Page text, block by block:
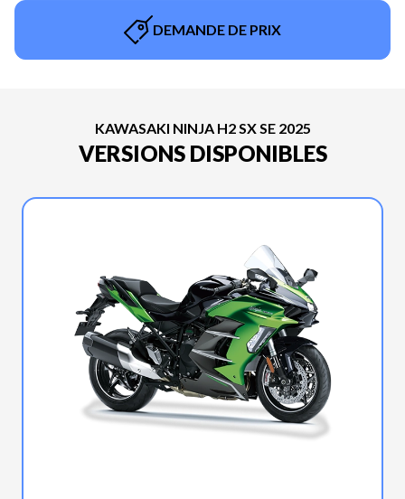
DEMANDE DE PRIX
KAWASAKI NINJA H2 SX SE 2025
VERSIONS DISPONIBLES